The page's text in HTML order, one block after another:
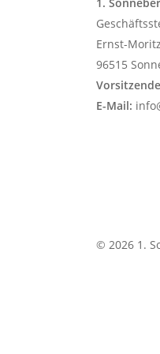
Ernst-
96515
E-Mail:
© 2026 1.